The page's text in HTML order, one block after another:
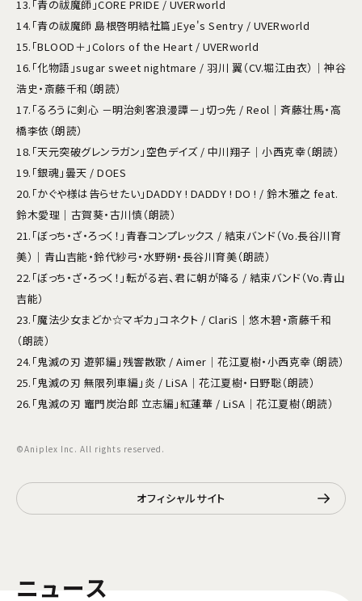
13.「青の祓魔師」CORE PRIDE / UVERworld
14.「青の祓魔師 島根啓明結社篇」Eye's Sentry / UVERworld
15.「BLOOD＋」Colors of the Heart / UVERworld
16.「化物語」sugar sweet nightmare / 羽川 翼（CV.堀江由衣）｜神谷
浩史・斎藤千和（朗読）
17.「るろうに剣心 －明治剣客浪漫譚－」切っ先 / Reol｜斉藤壮馬・高
橋李依（朗読）
18.「天元突破グレンラガン」空色デイズ / 中川翔子｜小西克幸（朗読）
19.「銀魂」曇天 / DOES
20.「かぐや様は告らせたい」DADDY ! DADDY ! DO ! / 鈴木雅之 feat.
鈴木愛理｜古賀葵・古川慎（朗読）
21.「ぼっち・ざ・ろっく！」青春コンプレックス / 結束バンド（Vo.長谷川育
美）｜青山吉能・鈴代紗弓・水野朔・長谷川育美（朗読）
22.「ぼっち・ざ・ろっく！」転がる岩、君に朝が降る / 結束バンド（Vo.青山
吉能）
23.「魔法少女まどか☆マギカ」コネクト / ClariS｜悠木碧・斎藤千和
（朗読）
24.「鬼滅の刃 遊郭編」残響散歌 / Aimer｜花江夏樹・小西克幸（朗読）
25.「鬼滅の刃 無限列車編」炎 / LiSA｜花江夏樹・日野聡（朗読）
26.「鬼滅の刃 竈門炭治郎 立志編」紅蓮華 / LiSA｜花江夏樹（朗読）
©Aniplex Inc. All rights reserved.
オフィシャルサイト
ニュース